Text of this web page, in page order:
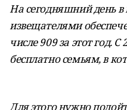
На сегодняшний день в
извещателями
числе 909 за этот год. С
бесплатно семьям, в
Для этого нужно